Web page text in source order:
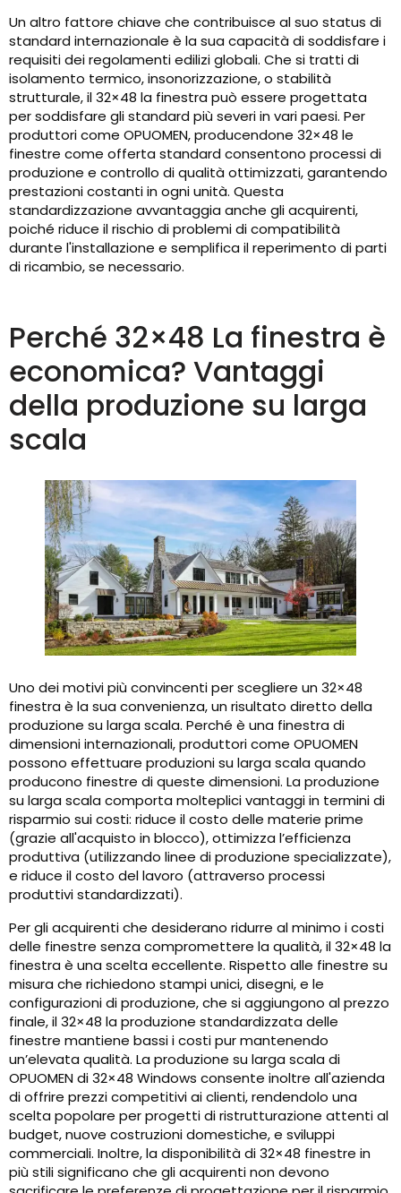
Un altro fattore chiave che contribuisce al suo status di
standard internazionale è la sua capacità di soddisfare i
requisiti dei regolamenti edilizi globali. Che si tratti di
isolamento termico, insonorizzazione, o stabilità
strutturale, il 32×48 la finestra può essere progettata
per soddisfare gli standard più severi in vari paesi. Per
produttori come OPUOMEN, producendone 32×48 le
finestre come offerta standard consentono processi di
produzione e controllo di qualità ottimizzati, garantendo
prestazioni costanti in ogni unità. Questa
standardizzazione avvantaggia anche gli acquirenti,
poiché riduce il rischio di problemi di compatibilità
durante l'installazione e semplifica il reperimento di parti
di ricambio, se necessario.
Perché 32×48 La finestra è
economica? Vantaggi
della produzione su larga
scala
Uno dei motivi più convincenti per scegliere un 32×48
finestra è la sua convenienza, un risultato diretto della
produzione su larga scala. Perché è una finestra di
dimensioni internazionali, produttori come OPUOMEN
possono effettuare produzioni su larga scala quando
producono finestre di queste dimensioni. La produzione
su larga scala comporta molteplici vantaggi in termini di
risparmio sui costi: riduce il costo delle materie prime
(grazie all'acquisto in blocco), ottimizza l’efficienza
produttiva (utilizzando linee di produzione specializzate),
e riduce il costo del lavoro (attraverso processi
produttivi standardizzati).
Per gli acquirenti che desiderano ridurre al minimo i costi
delle finestre senza compromettere la qualità, il 32×48 la
finestra è una scelta eccellente. Rispetto alle finestre su
misura che richiedono stampi unici, disegni, e le
configurazioni di produzione, che si aggiungono al prezzo
finale, il 32×48 la produzione standardizzata delle
finestre mantiene bassi i costi pur mantenendo
un’elevata qualità. La produzione su larga scala di
OPUOMEN di 32×48 Windows consente inoltre all'azienda
di offrire prezzi competitivi ai clienti, rendendolo una
scelta popolare per progetti di ristrutturazione attenti al
budget, nuove costruzioni domestiche, e sviluppi
commerciali. Inoltre, la disponibilità di 32×48 finestre in
più stili significano che gli acquirenti non devono